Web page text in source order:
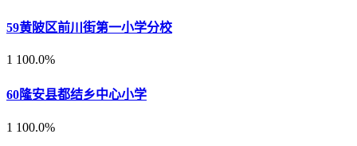
59黄陂区前川街第一小学分校
1 100.0%
60隆安县都结乡中心小学
1 100.0%